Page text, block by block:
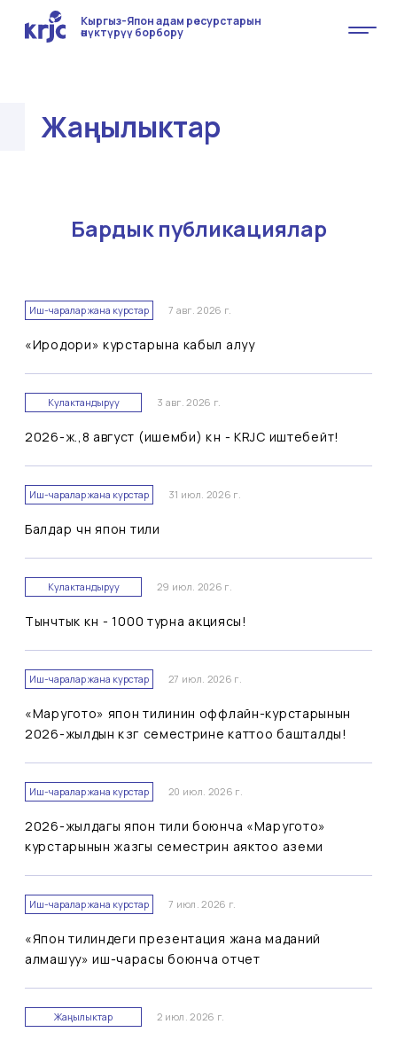
Кыргыз-Япон адам ресурстарын
өнүктүрүү борбору
Жаңылыктар
Бардык публикациялар
Иш-чаралар жана курстар 7 авг. 2026 г.
«Иродори» курстарына кабыл алуу
Кулактандыруу 3 авг. 2026 г.
2026-ж.,8 август (ишемби) күнү - KRJC иштебейт!
Иш-чаралар жана курстар 31 июл. 2026 г.
Балдар үчүн япон тили
Кулактандыруу 29 июл. 2026 г.
Тынчтык күнү - 1000 турна акциясы!
Иш-чаралар жана курстар 27 июл. 2026 г.
«Маругото» япон тилинин оффлайн-курстарынын
2026-жылдын күзгү семестрине каттоо башталды!
Иш-чаралар жана курстар 20 июл. 2026 г.
2026-жылдагы япон тили боюнча «Маругото»
курстарынын жазгы семестрин аяктоо аземи
Иш-чаралар жана курстар 7 июл. 2026 г.
«Япон тилиндеги презентация жана маданий
алмашуу» иш-чарасы боюнча отчет
Жаңылыктар 2 июл. 2026 г.